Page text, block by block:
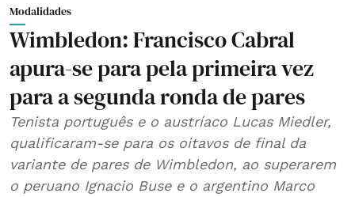
Modalidades
Wimbledon: Francisco Cabral
apura-se para pela primeira vez
para a segunda ronda de pares
Tenista português e o austríaco Lucas Miedler,
qualificaram-se para os oitavos de final da
variante de pares de Wimbledon, ao superarem
o peruano Ignacio Buse e o argentino Marco